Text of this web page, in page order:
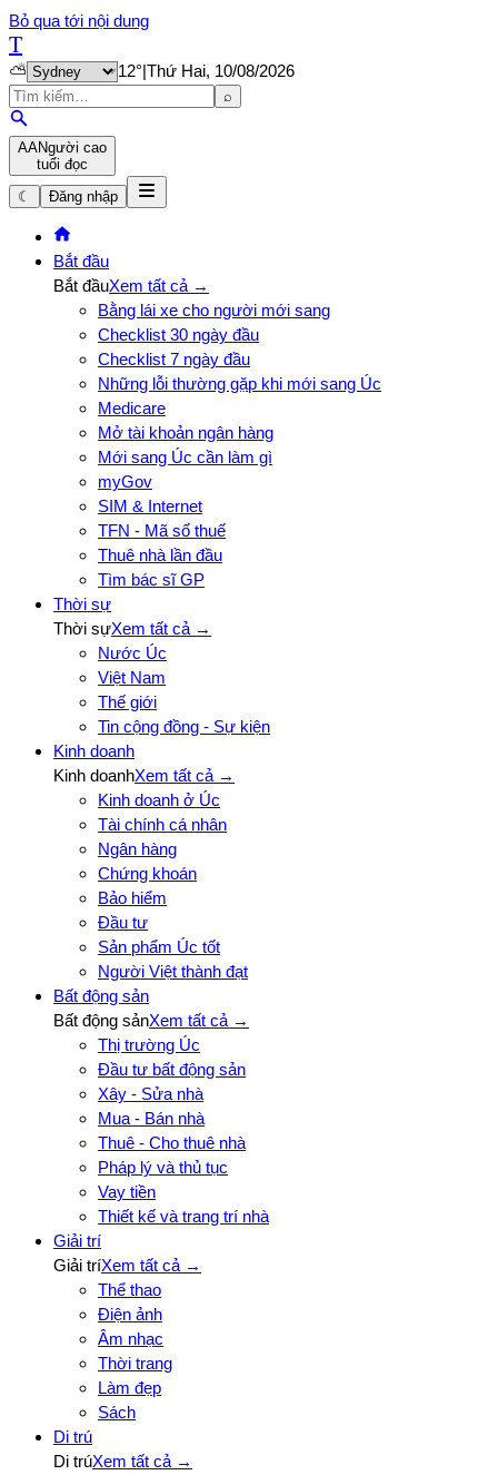
Bỏ qua tới nội dung
T
⛅ 12°|Thứ Hai, 10/08/2026
⌕
AANgười cao
tuổi đọc
☾
Đăng nhập
Bắt đầu
Bắt đầuXem tất cả →
Bằng lái xe cho người mới sang
Checklist 30 ngày đầu
Checklist 7 ngày đầu
Những lỗi thường gặp khi mới sang Úc
Medicare
Mở tài khoản ngân hàng
Mới sang Úc cần làm gì
myGov
SIM & Internet
TFN - Mã số thuế
Thuê nhà lần đầu
Tìm bác sĩ GP
Thời sự
Thời sựXem tất cả →
Nước Úc
Việt Nam
Thế giới
Tin cộng đồng - Sự kiện
Kinh doanh
Kinh doanhXem tất cả →
Kinh doanh ở Úc
Tài chính cá nhân
Ngân hàng
Chứng khoán
Bảo hiểm
Đầu tư
Sản phẩm Úc tốt
Người Việt thành đạt
Bất động sản
Bất động sảnXem tất cả →
Thị trường Úc
Đầu tư bất động sản
Xây - Sửa nhà
Mua - Bán nhà
Thuê - Cho thuê nhà
Pháp lý và thủ tục
Vay tiền
Thiết kế và trang trí nhà
Giải trí
Giải tríXem tất cả →
Thể thao
Điện ảnh
Âm nhạc
Thời trang
Làm đẹp
Sách
Di trú
Di trúXem tất cả →